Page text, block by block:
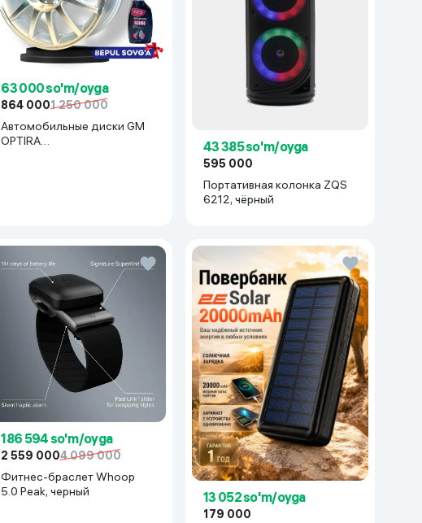
63 000 so'm/oyga
864 0001 250 000
Автомобильные диски GM
OPTIRA
43 385 so'm/oyga
595 000
Портативная колонка ZQS
6212, чёрный
186 594 so'm/oyga
2 559 0004 099 000
Фитнес-браслет Whoop
5.0 Peak, черный
13 052 so'm/oyga
179 000